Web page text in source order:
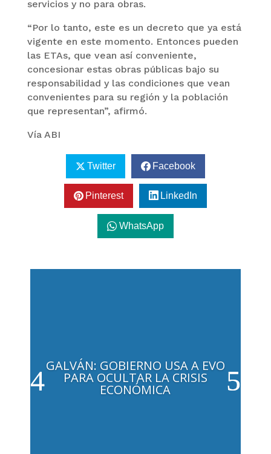
servicios y no para obras.
“Por lo tanto, este es un decreto que ya está
vigente en este momento. Entonces pueden
las ETAs, que vean así conveniente,
concesionar estas obras públicas bajo su
responsabilidad y las condiciones que vean
convenientes para su región y la población
que representan”, afirmó.
Vía ABI
Twitter Facebook
Pinterest LinkedIn
WhatsApp
GALVÁN: GOBIERNO USA A EVO
PARA OCULTAR LA CRISIS
ECONÓMICA